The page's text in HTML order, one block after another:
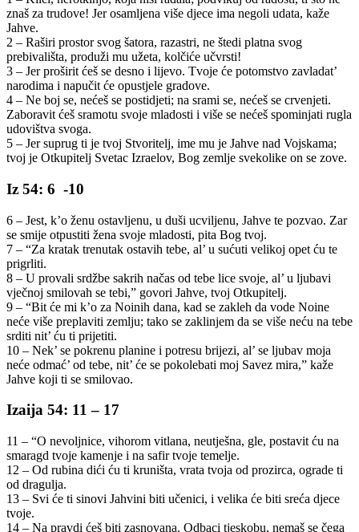
znaš za trudove! Jer osamljena više djece ima negoli udata, kaže
Jahve.
2 – Raširi prostor svog šatora, razastri, ne štedi platna svog
prebivališta, produži mu užeta, kolčiće učvrsti!
3 – Jer proširit ćeš se desno i lijevo. Tvoje će potomstvo zavladat’
narodima i napučit će opustjele gradove.
4 – Ne boj se, nećeš se postidjeti; na srami se, nećeš se crvenjeti.
Zaboravit ćeš sramotu svoje mladosti i više se nećeš spominjati rugla
udovištva svoga.
5 – Jer suprug ti je tvoj Stvoritelj, ime mu je Jahve nad Vojskama;
tvoj je Otkupitelj Svetac Izraelov, Bog zemlje svekolike on se zove.
Iz 54: 6 -10
6 – Jest, k’o ženu ostavljenu, u duši ucviljenu, Jahve te pozvao. Zar
se smije otpustiti žena svoje mladosti, pita Bog tvoj.
7 – “Za kratak trenutak ostavih tebe, al’ u sućuti velikoj opet ću te
prigrliti.
8 – U provali srdžbe sakrih načas od tebe lice svoje, al’ u ljubavi
vječnoj smilovah se tebi,” govori Jahve, tvoj Otkupitelj.
9 – “Bit će mi k’o za Noinih dana, kad se zakleh da vode Noine
neće više preplaviti zemlju; tako se zaklinjem da se više neću na tebe
srditi nit’ ću ti prijetiti.
10 – Nek’ se pokrenu planine i potresu brijezi, al’ se ljubav moja
neće odmać’ od tebe, nit’ će se pokolebati moj Savez mira,” kaže
Jahve koji ti se smilovao.
Izaija 54: 11 – 17
11 – “O nevoljnice, vihorom vitlana, neutješna, gle, postavit ću na
smaragd tvoje kamenje i na safir tvoje temelje.
12 – Od rubina dići ću ti kruništa, vrata tvoja od prozirca, ograde ti
od dragulja.
13 – Svi će ti sinovi Jahvini biti učenici, i velika će biti sreća djece
tvoje.
14 – Na pravdi ćeš biti zasnovana. Odbaci tjeskobu, nemaš se čega